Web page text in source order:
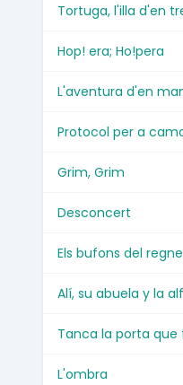
Tortuga, l'illa d'en
Hop! era; Ho!pera
L'aventura d'en
Protocol per a
Grim, Grim
Desconcert
Els bufons del regne
Alí, su abuela y la
Tanca la porta que
L'ombra